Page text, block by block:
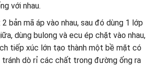
với nhau.
bản mã áp vào nhau, sau đó dùng 1 lớp
dùng bulong và ecu ép chặt vào nhau,
tiếp xúc lớn tạo thành một bề mặt có
dò rỉ các chất trong đường ống ra